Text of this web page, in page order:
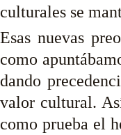
culturales se
Esas nuevas
como
dando
valor cultural.
como prueba el